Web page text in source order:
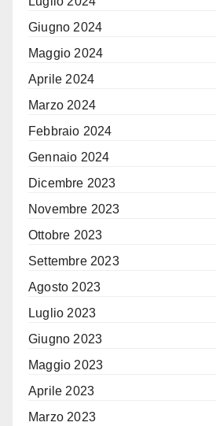
Giugno 2024
Maggio 2024
Aprile 2024
Marzo 2024
Febbraio 2024
Gennaio 2024
Dicembre 2023
Novembre 2023
Ottobre 2023
Settembre 2023
Agosto 2023
Luglio 2023
Giugno 2023
Maggio 2023
Aprile 2023
Marzo 2023